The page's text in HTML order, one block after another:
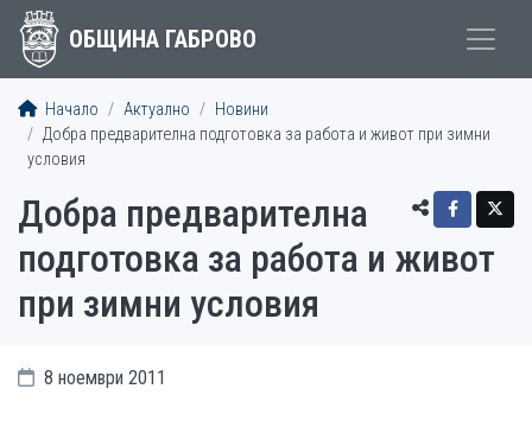
ОБЩИНА ГАБРОВО
Начало Актуално
Новини
Добра предварителна подготовка за работа и живот при зимни
условия
Добра предварителна
подготовка за работа и живот
при зимни условия
8 ноември 2011